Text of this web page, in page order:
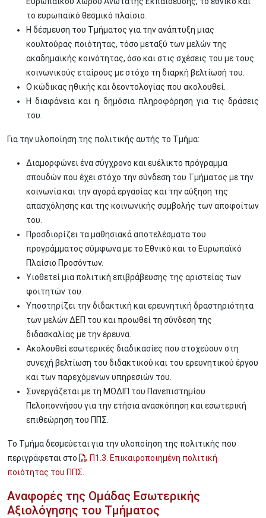
το ευρωπαϊκό θεσμικό πλαίσιο.
Η δέσμευση του Τμήματος για την ανάπτυξη μιας
κουλτούρας ποιότητας, τόσο μεταξύ των μελών της
ακαδημαϊκής κοινότητας, όσο και στις σχέσεις του με τους
κοινωνικούς εταίρους με στόχο τη διαρκή βελτίωσή του.
Ο κώδικας ηθικής και δεοντολογίας που ακολουθεί.
Η διαφάνεια και η δημόσια πληροφόρηση για τις δράσεις
του.
Για την υλοποίηση της πολιτικής αυτής το Τμήμα:
Διαμορφώνει ένα σύγχρονο και ευέλικτο πρόγραμμα
σπουδών που έχει στόχο την σύνδεση του Τμήματος με την
κοινωνία και την αγορά εργασίας και την αύξηση της
απασχόλησης και της κοινωνικής συμβολής των αποφοίτων
του.
Προσδιορίζει τα μαθησιακά αποτελέσματα του
προγράμματος σύμφωνα με το Εθνικό και το Ευρωπαϊκό
Πλαίσιο Προσόντων.
Υιοθετεί μια πολιτική επιβράβευσης της αριστείας των
φοιτητών του.
Υποστηρίζει την διδακτική και ερευνητική δραστηριότητα
των μελών ΔΕΠ του και προωθεί τη σύνδεση της
διδασκαλίας με την έρευνα.
Ακολουθεί εσωτερικές διαδικασίες που στοχεύουν στη
συνεχή βελτίωση του διδακτικού και του ερευνητικού έργου
και των παρεχόμενων υπηρεσιών του.
Συνεργάζεται με τη ΜΟΔΙΠ του Πανεπιστημίου
Πελοποννήσου για την ετήσια ανασκόπηση και εσωτερική
επιθεώρηση του ΠΠΣ.
Το Τμήμα δεσμεύεται για την υλοποίηση της πολιτικής που
περιγράφεται στο
Π1.3. Επικαιροποιημένη πολιτική
ποιότητας του ΠΠΣ
Αναφορές της Ομάδας Εσωτερικής
Αξιολόγησης του Τμήματος